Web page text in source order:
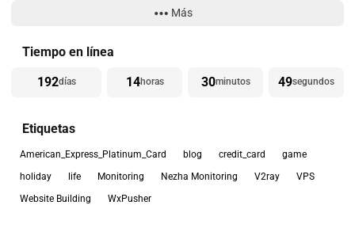
Más
Tiempo en línea
192días 14horas 30minutos 49segundos
Etiquetas
American_Express_Platinum_Card blog credit_card
game
holiday
life Monitoring Nezha Monitoring V2ray
VPS
Website Building
WxPusher